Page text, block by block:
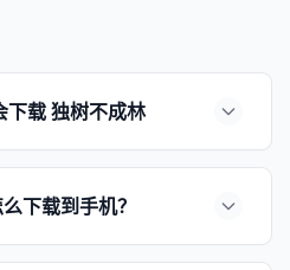
下载 独树不成林
下载到手机？